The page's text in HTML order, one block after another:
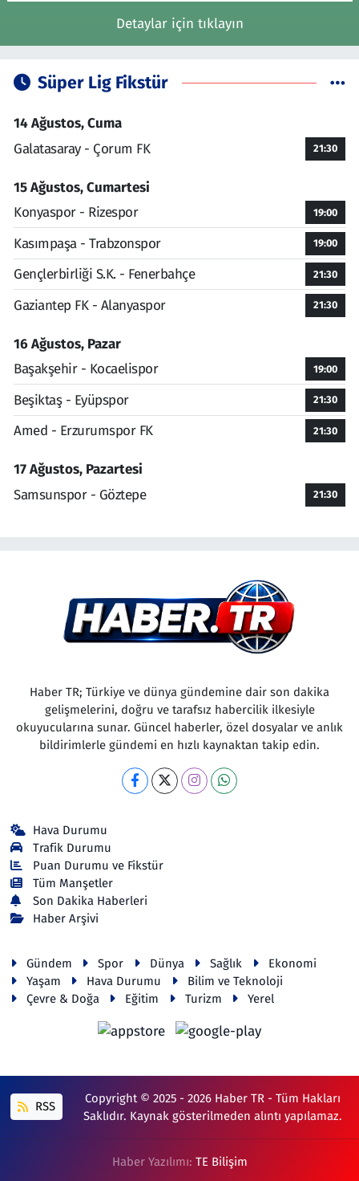
Detaylar için tıklayın
Süper Lig Fikstür
14 Ağustos, Cuma
Galatasaray - Çorum FK
21:30
15 Ağustos, Cumartesi
Konyaspor - Rizespor
19:00
Kasımpaşa - Trabzonspor 19:00
Gençlerbirliği S.K. - Fenerbahçe 21:30
Gaziantep FK - Alanyaspor 21:30
16 Ağustos, Pazar
Başakşehir - Kocaelispor
19:00
Beşiktaş - Eyüpspor 21:30
Amed - Erzurumspor FK 21:30
17 Ağustos, Pazartesi
Samsunspor - Göztepe
21:30
Haber TR; Türkiye ve dünya gündemine dair son dakika
gelişmelerini, doğru ve tarafsız habercilik ilkesiyle
okuyucularına sunar. Güncel haberler, özel dosyalar ve anlık
bildirimlerle gündemi en hızlı kaynaktan takip edin.
Hava Durumu
Trafik Durumu
Puan Durumu ve Fikstür
Tüm Manşetler
Son Dakika Haberleri
Haber Arşivi
Gündem Spor Dünya Sağlık
Ekonomi
Yaşam
Hava Durumu
Bilim ve Teknoloji
Çevre & Doğa
Eğitim Turizm Yerel
RSS
Copyright © 2025 - 2026 Haber TR - Tüm Hakları
Saklıdır. Kaynak gösterilmeden alıntı yapılamaz.
Haber Yazılımı: TE Bilişim